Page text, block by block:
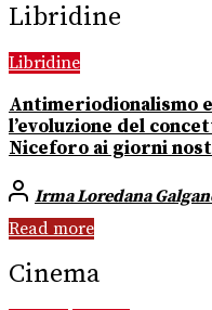
Libridine
Libridine
Antimeriodionalismo
l’evoluzione del
Niceforo ai giorni
Irma Loredana
Read more
Cinema